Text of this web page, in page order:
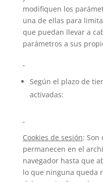
modifiquen los
una de ellas para
que puedan llevar a
parámetros a sus
Según el plazo de
activadas:
Cookies de sesión: Son
permanecen en el
navegador hasta que
lo que ninguna queda